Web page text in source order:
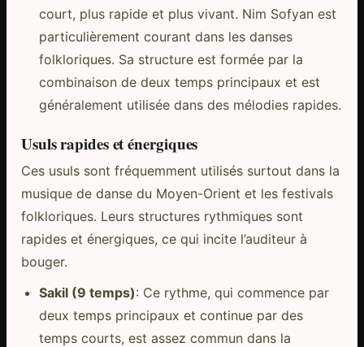
court, plus rapide et plus vivant. Nim Sofyan est
particulièrement courant dans les danses
folkloriques. Sa structure est formée par la
combinaison de deux temps principaux et est
généralement utilisée dans des mélodies rapides.
Usuls rapides et énergiques
Ces usuls sont fréquemment utilisés surtout dans la
musique de danse du Moyen-Orient et les festivals
folkloriques. Leurs structures rythmiques sont
rapides et énergiques, ce qui incite l’auditeur à
bouger.
Sakil (9 temps): Ce rythme, qui commence par
deux temps principaux et continue par des
temps courts, est assez commun dans la